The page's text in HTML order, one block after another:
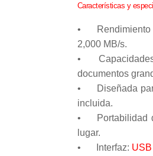
Características y
•
2,000 MB/s.
•
documentos
•
Diseñada
incluida.
•
Portabilidad
lugar.
•
Interfaz: